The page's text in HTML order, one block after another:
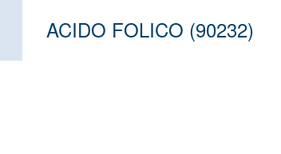
ACIDO FOLICO (90232)